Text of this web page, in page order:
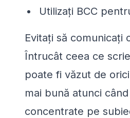
Utilizați BCC
Evitați să comunicați
Întrucât ceea ce
poate fi văzut de
mai bună atunci
concentrate pe